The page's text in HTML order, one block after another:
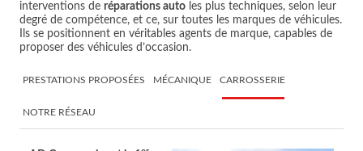
interventions de réparations auto les plus techniques, selon leur
degré de compétence, et ce, sur toutes les marques de véhicules.
Ils se positionnent en véritables agents de marque, capables de
proposer des véhicules d’occasion.
PRESTATIONS PROPOSÉES MÉCANIQUE CARROSSERIE
NOTRE RÉSEAU